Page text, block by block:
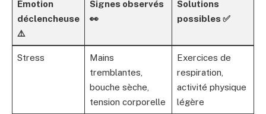
Émotion
déclencheuse
⚠️
Signes observés
👀
Solutions
possibles ✅
Stress
Mains
tremblantes,
bouche sèche,
tension corporelle
Exercices de
respiration,
activité physique
légère